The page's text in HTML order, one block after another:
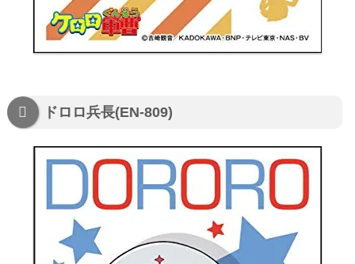
ドロロ兵長(EN-809)